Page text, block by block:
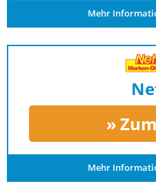
Mehr
Mehr